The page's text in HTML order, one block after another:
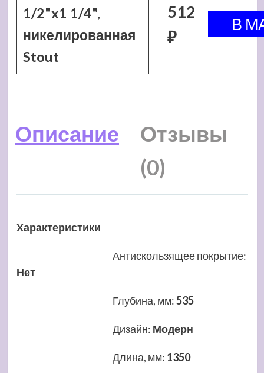
1/2"x1 1/4",
никелированная
Stout
512
₽
Описание
Отзывы
(0)
Характеристики
Антискользящее покрытие:
Нет
Глубина, мм:535
Дизайн: Модерн
Длина, мм: 1350